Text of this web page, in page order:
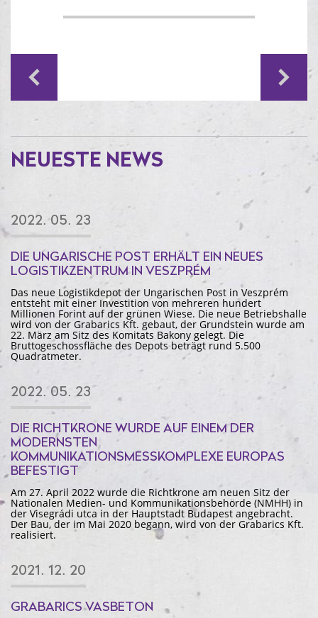
NEUESTE NEWS
2022. 05. 23
DIE UNGARISCHE POST ERHÄLT EIN NEUES
LOGISTIKZENTRUM IN VESZPRÉM
Das neue Logistikdepot der Ungarischen Post in Veszprém
entsteht mit einer Investition von mehreren hundert
Millionen Forint auf der grünen Wiese. Die neue Betriebshalle
wird von der Grabarics Kft. gebaut, der Grundstein wurde am
22. März am Sitz des Komitats Bakony gelegt. Die
Bruttogeschossfläche des Depots beträgt rund 5.500
Quadratmeter.
2022. 05. 23
DIE RICHTKRONE WURDE AUF EINEM DER
MODERNSTEN
KOMMUNIKATIONSMESSKOMPLEXE EUROPAS
BEFESTIGT
Am 27. April 2022 wurde die Richtkrone am neuen Sitz der
Nationalen Medien- und Kommunikationsbehörde (NMHH) in
der Visegrádi utca in der Hauptstadt Budapest angebracht.
Der Bau, der im Mai 2020 begann, wird von der Grabarics Kft.
realisiert.
2021. 12. 20
GRABARICS VASBETON